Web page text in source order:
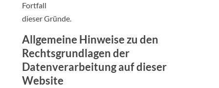
Fortfall
dieser Gründe.
Allgemeine Hinweise zu den
Rechtsgrundlagen der
Datenverarbeitung auf dieser
Website